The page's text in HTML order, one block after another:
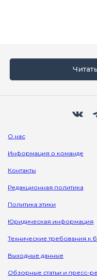
О нас
Информация о команде
Контакты
Редакционная политика
Политика этики
Юридическая информация
Технические требования к
Выходные данные
Обзорные статьи и пресс-